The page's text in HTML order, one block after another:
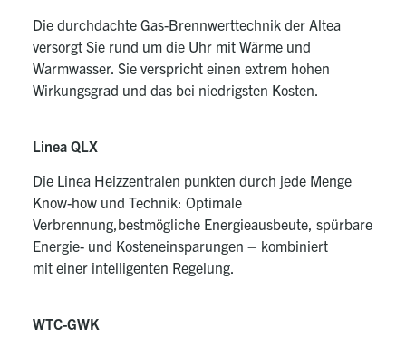
Die durchdachte Gas-Brennwerttechnik der Altea
versorgt Sie rund um die Uhr mit Wärme und
Warmwasser. Sie verspricht einen extrem hohen
Wirkungsgrad und das bei niedrigsten Kosten.
Linea QLX
Die Linea Heizzentralen punkten durch jede Menge
Know-how und Technik: Optimale
Verbrennung,bestmögliche Energieausbeute, spürbare
Energie- und Kosteneinsparungen – kombiniert
mit einer intelligenten Regelung.
WTC-GWK